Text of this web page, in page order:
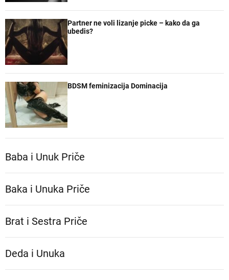
Partner ne voli lizanje picke – kako da ga
ubedis?
BDSM feminizacija Dominacija
Baba i Unuk Priče
Baka i Unuka Pričе
Brat i Sestra Priče
Deda i Unuka